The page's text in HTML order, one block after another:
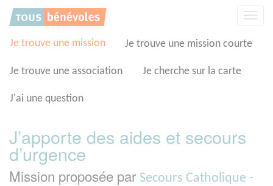
Je trouve une mission Je trouve une mission courte
Je trouve une association Je cherche sur la carte
J'ai une question
J’apporte des aides et secours
d’urgence
Mission proposée par Secours Catholique -
Panneau de gestion des cookies